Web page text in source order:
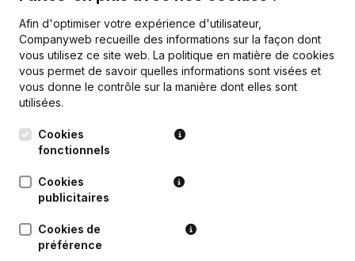
Afin d'optimiser votre expérience d'utilisateur,
Companyweb recueille des informations sur la façon dont
vous utilisez ce site web. La politique en matière de cookies
vous permet de savoir quelles informations sont visées et
vous donne le contrôle sur la manière dont elles sont
utilisées.
Cookies
fonctionnels
Cookies
publicitaires
Cookies de
préférence
Français
Kantorenpark Everest
Leuvensesteenweg
1800 Vilvoorde
Informations d’entreprise
Monitoring
Recherche internationale
Prospection
Compliance et prévention
de la fraude